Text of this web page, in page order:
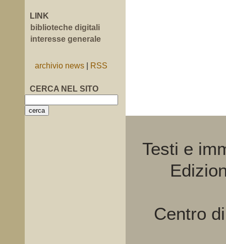
LINK
biblioteche digitali
interesse generale
archivio news RSS
CERCA NEL SITO
Testi e
Centro